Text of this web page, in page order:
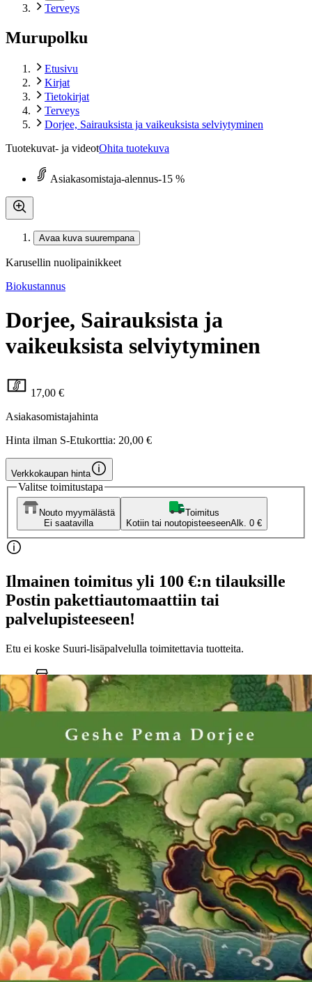
Terveys
Murupolku
Etusivu
Kirjat
Tietokirjat
Terveys
Dorjee, Sairauksista ja vaikeuksista selviytyminen
Tuotekuvat- ja videotOhita tuotekuva
Asiakasomistaja-alennus-15 %
Avaa kuva suurempana
Karusellin nuolipainikkeet
Biokustannus
Dorjee, Sairauksista ja
vaikeuksista selviytyminen
17,00 €
Asiakasomistajahinta
Hinta ilman S-Etukorttia: 20,00 €
Verkkokaupan hinta
Valitse toimitustapa
Nouto myymälästä
Ei saatavilla
Toimitus
Kotiin tai noutopisteeseenAlk. 0 €
Ilmainen toimitus yli 100 €:n tilauksille
Postin pakettiautomaattiin tai
palvelupisteeseen!
Etu ei koske Suuri‑lisäpalvelulla toimitettavia tuotteita.
Tarkista myymäläsaatavuus
Ei saatavilla
Tuotekuvaus
Kirjan aihe on jokaiselle läheinen, koska kukaan ei pysty välttämään
sairauksia ja muita vaikeita olosuhteita. Jokaisen on kuitenkin
mahdollista muuntaa omaa lähestymistapaansa ja ajatteluaan niitä
kohtaan. Geshe Pema Dorjeella on taito saada kuulijansa
ymmärtämään, että jokainen pystyy harjoittamaan mieltään ja että
siihen otolliset olosuhteet ovat aina käsillämme.